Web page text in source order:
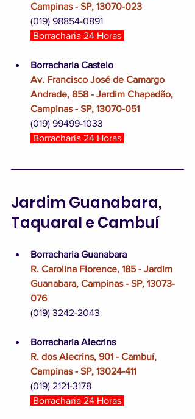
Campinas - SP, 13070-023
(019) 98854-0891
Borracharia 24 Horas
Borracharia Castelo
Av. Francisco José de Camargo
Andrade, 858 - Jardim Chapadão,
Campinas - SP, 13070-051
(019) 99499-1033
Borracharia 24 Horas
Jardim Guanabara,
Taquaral e Cambuí
Borracharia Guanabara
R. Carolina Florence, 185 - Jardim
Guanabara, Campinas - SP, 13073-
076
(019) 3242-2043
Borracharia Alecrins
R. dos Alecrins, 901 - Cambuí,
Campinas - SP, 13024-411
(019) 2121-3178
Borracharia 24 Horas